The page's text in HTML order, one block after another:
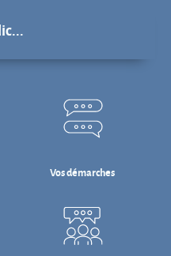
Vos démarches
Le conseil municipal